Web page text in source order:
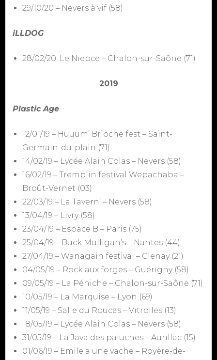
29/10/20 – Nevers à vif (58)
iLLDOG
28/02/20, Le Niepce – Chalon-sur-Saône (71)
2019
Plastic Age
12/01/19 – Huuum’ Brioche fest – Saint-
Germain-du-plain (71)
14/02/19 – Lycée Alain Colas – Nevers (58)
16/02/19 – Tremplin festival Wepachaba –
Broût-Vernet (03)
22/03/19 – La Tavern’ – Nevers (58)
13/04/19 – Livry (58)
23/04/19 – Espace B – Paris (75)
25/04/19 – Buck Mulligan’s – Nantes (44)
27/04/19 – Wanagain festival – Clenay (21)
04/05/19 – Rock aux forges – Guérigny (58)
09/05/19 – La Péniche – Chalon-sur-Saône (71)
10/05/19 – La Marquise – Lyon (69)
11/05/19 – Salle du Roucas – Vitrolles (13)
18/05/19 – Lycée Alain Colas – Nevers (58)
31/05/19 – La Java des paluches – Aurillac (15)
01/06/19 – Emile a une vache – Royère-de-